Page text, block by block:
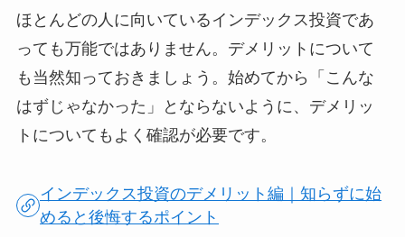
ほとんどの人に向いているインデックス投資であ
っても万能ではありません。デメリットについて
も当然知っておきましょう。始めてから「こんな
はずじゃなかった」とならないように、デメリッ
トについてもよく確認が必要です。
インデックス投資のデメリット編｜知らずに始
めると後悔するポイント